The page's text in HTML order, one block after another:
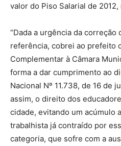
valor do Piso Salarial de
“Dada a urgência da correção
referência, cobrei ao prefeito
Complementar à Câmara
forma a dar cumprimento ao
Nacional Nº 11.738, de 16 de
assim, o direito dos
cidade, evitando um acúmulo
trabalhista já contraído por
categoria, que sofre com a